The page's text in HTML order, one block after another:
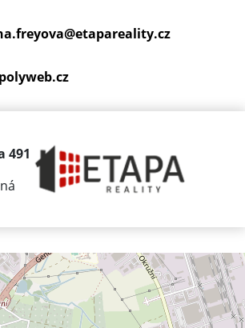
etapareality.cz
491